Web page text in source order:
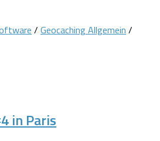
/ Geocaching Allgemein /
in Paris